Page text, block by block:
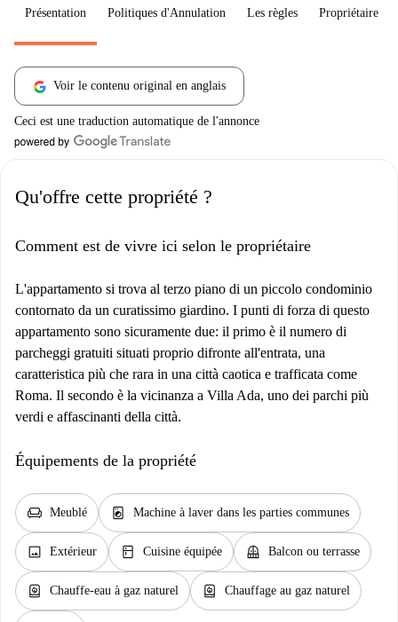
Présentation Politiques d'Annulation Les règles Propriétaire
Voir le contenu original en anglais
Ceci est une traduction automatique de l'annonce
Qu'offre cette propriété ?
Comment est de vivre ici selon le propriétaire
L'appartamento si trova al terzo piano di un piccolo condominio
contornato da un curatissimo giardino. I punti di forza di questo
appartamento sono sicuramente due: il primo è il numero di
parcheggi gratuiti situati proprio difronte all'entrata, una
caratteristica più che rara in una città caotica e trafficata come
Roma. Il secondo è la vicinanza a Villa Ada, uno dei parchi più
verdi e affascinanti della città.
Équipements de la propriété
chair Meublé local_laundry_service Machine à laver dans les parties communes
image Extérieur kitchen Cuisine équipée balcony Balcon ou terrasse
water_heater Chauffe-eau à gaz naturel water_heater Chauffage au gaz naturel